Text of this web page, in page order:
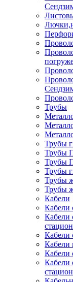
Трубы
Трубы
Трубы
Трубы
Трубы
Трубы
Трубы
Кабели
Кабели
Кабели
Кабели
Кабели
Кабели
Кабели